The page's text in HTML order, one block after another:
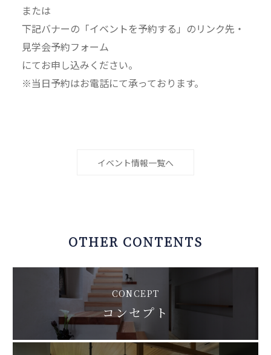
または
下記バナーの「イベントを予約する」のリンク先・
見学会予約フォーム
にてお申し込みください。
※当日予約はお電話にて承っております。
イベント情報一覧へ
OTHER CONTENTS
CONCEPT
コンセプト